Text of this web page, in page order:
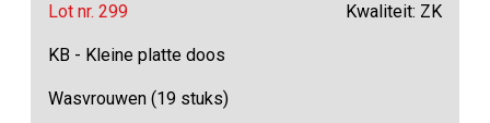
Lot nr. 299 Kwaliteit: ZK
KB - Kleine platte doos
Wasvrouwen (19 stuks)